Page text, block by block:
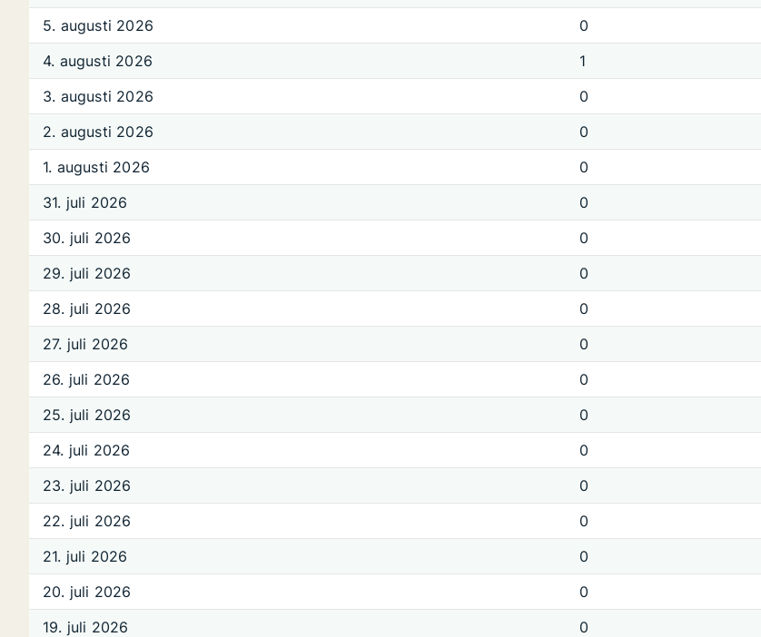
5. augusti 2026
0
4. augusti 2026
1
3. augusti 2026
0
2. augusti 2026
0
1. augusti 2026
0
31. juli 2026
0
30. juli 2026
0
29. juli 2026
0
28. juli 2026
0
27. juli 2026
0
26. juli 2026
0
25. juli 2026
0
24. juli 2026
0
23. juli 2026
0
22. juli 2026
0
21. juli 2026
0
20. juli 2026
0
19. juli 2026
0